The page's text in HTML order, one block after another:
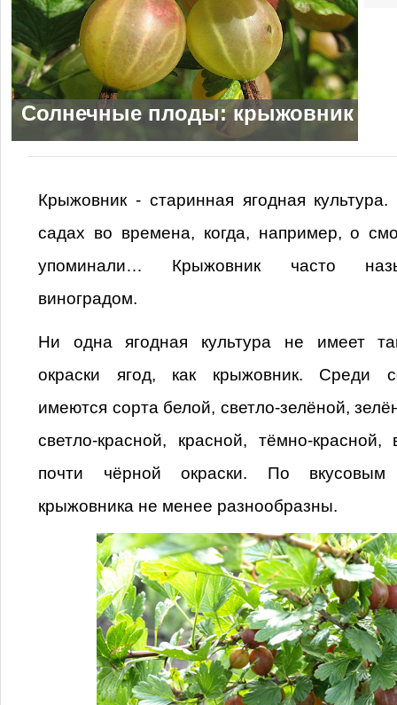
Солнечные плоды: крыжовник
Крыжовник - старинная ягодная
садах во времена, когда, например, о
упоминали… Крыжовник часто
виноградом.
Ни одна ягодная культура не имеет
окраски ягод, как крыжовник. Среди
имеются сорта белой, светло-зелёной,
светло-красной, красной, тёмно-
почти чёрной окраски. По вкусовым
крыжовника не менее разнообразны.